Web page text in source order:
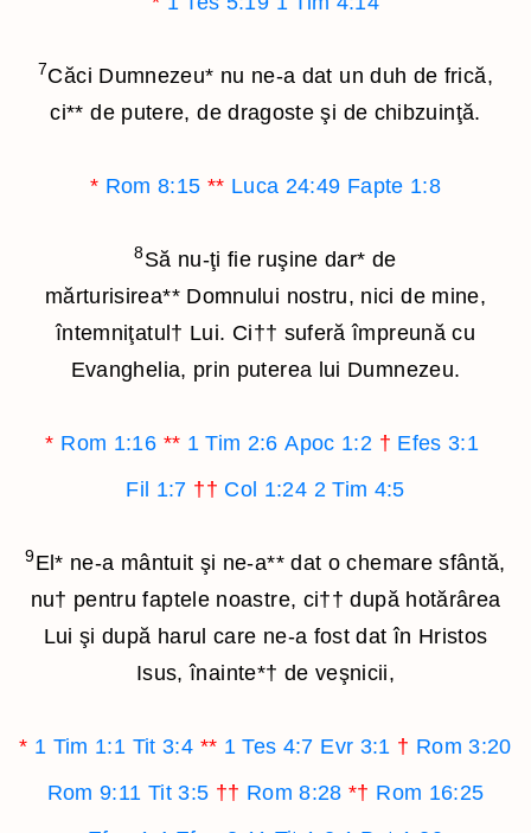
7Căci Dumnezeu* nu ne-a dat un duh de frică,
ci** de putere, de dragoste şi de chibzuinţă.
* Rom 8:15 ** Luca 24:49 Fapte 1:8
8Să nu-ţi fie ruşine dar* de
mărturisirea**Domnului nostru, nici de mine,
întemniţatul † Lui. Ci†† suferă împreună cu
Evanghelia, prin puterea lui Dumnezeu.
* Rom 1:16 ** 1 Tim 2:6 Apoc 1:2 † Efes 3:1
Fil 1:7 †† Col 1:24 2 Tim 4:5
9El* ne-a mântuit şi ne-a**dat o chemare sfântă,
nu† pentru faptele noastre, ci†† după hotărârea
Lui şi după harul care ne-a fost dat în Hristos
Isus, înainte*† de veşnicii,
* 1 Tim 1:1 Tit 3:4 ** 1 Tes 4:7 Evr 3:1 † Rom 3:20
Rom 9:11 Tit 3:5 †† Rom 8:28 *† Rom 16:25